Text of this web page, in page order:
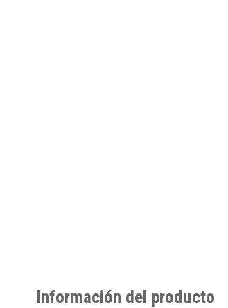
Información del producto